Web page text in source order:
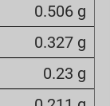
0.506 g
0.327 g
0.23 g